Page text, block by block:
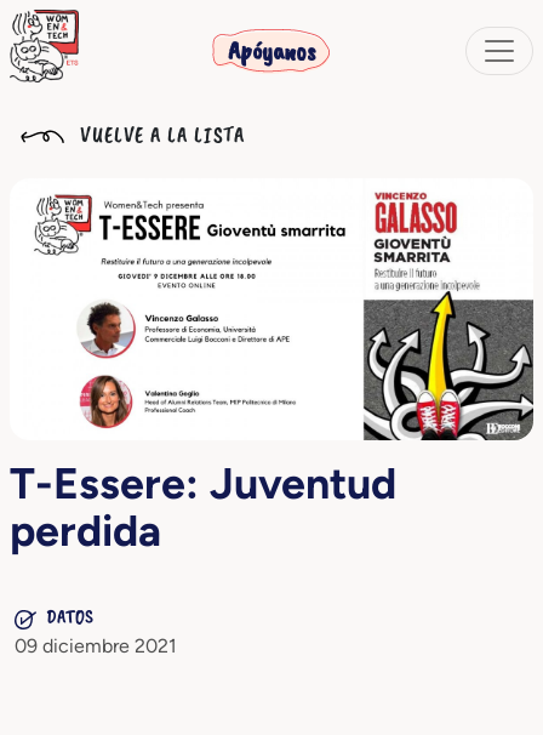
Apóyanos
VUELVE A LA LISTA
T-Essere: Juventud
perdida
DATOS
09 diciembre 2021